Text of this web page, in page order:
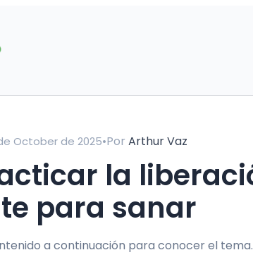
October de 2025•Por Arthur Vaz
para sanar
a continuación para conocer el tema.